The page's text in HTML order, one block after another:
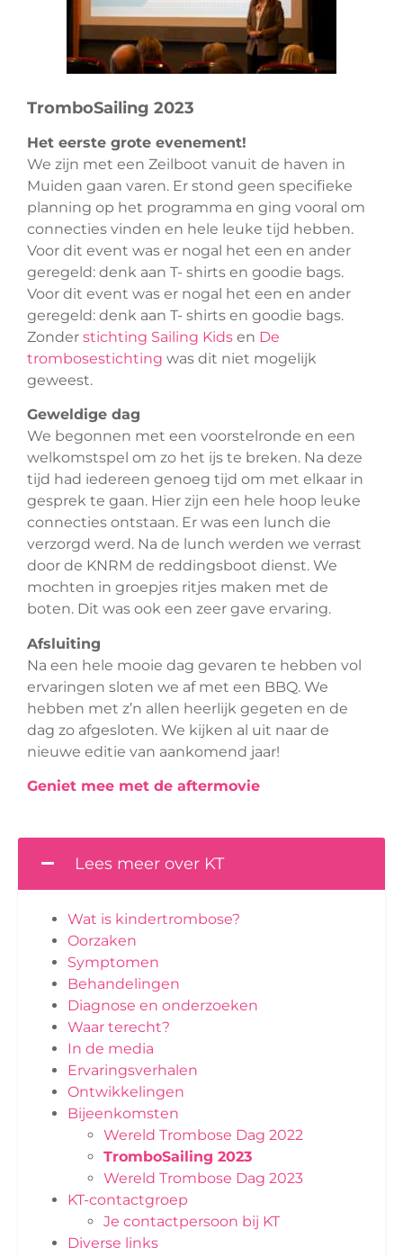
Lees meer over KT
Wat is kindertrombose?
Oorzaken
Symptomen
Behandelingen
Diagnose en onderzoeken
Waar terecht?
In de media
Ervaringsverhalen
Ontwikkelingen
Bijeenkomsten
Wereld Trombose Dag 2022
TromboSailing 2023
Wereld Trombose Dag 2023
KT-contactgroep
Je contactpersoon bij KT
Diverse links
TromboSailing 2023
Het eerste grote evenement!
We zijn met een Zeilboot vanuit de haven in
Muiden gaan varen. Er stond geen specifieke
planning op het programma en ging vooral om
connecties vinden en hele leuke tijd hebben.
Voor dit event was er nogal het een en ander
geregeld: denk aan T- shirts en goodie bags.
Voor dit event was er nogal het een en ander
geregeld: denk aan T- shirts en goodie bags.
Zonder stichting Sailing Kids en De
trombosestichting was dit niet mogelijk
geweest.
Geweldige dag
We begonnen met een voorstelronde en een
welkomstspel om zo het ijs te breken. Na deze
tijd had iedereen genoeg tijd om met elkaar in
gesprek te gaan. Hier zijn een hele hoop leuke
connecties ontstaan. Er was een lunch die
verzorgd werd. Na de lunch werden we verrast
door de KNRM de reddingsboot dienst. We
mochten in groepjes ritjes maken met de
boten. Dit was ook een zeer gave ervaring.
Afsluiting
Na een hele mooie dag gevaren te hebben vol
ervaringen sloten we af met een BBQ. We
hebben met z’n allen heerlijk gegeten en de
dag zo afgesloten. We kijken al uit naar de
nieuwe editie van aankomend jaar!
Geniet mee met de aftermovie